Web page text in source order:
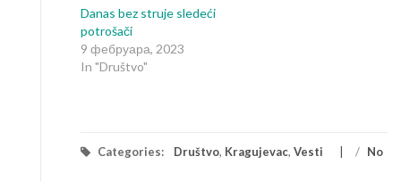
Danas bez struje sledeći
potrošači
9 фебруара, 2023
In "Društvo"
Categories: Društvo, Kragujevac, Vesti / No